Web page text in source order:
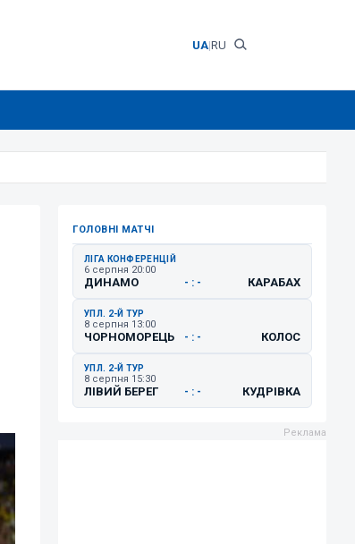
UA|RU
ГОЛОВНІ МАТЧІ
ЛІГА КОНФЕРЕНЦІЙ
6 серпня 20:00
ДИНАМО - : - КАРАБАХ
УПЛ. 2-Й ТУР
8 серпня 13:00
ЧОРНОМОРЕЦЬ - : - КОЛОС
УПЛ. 2-Й ТУР
8 серпня 15:30
ЛІВИЙ БЕРЕГ - : - КУДРІВКА